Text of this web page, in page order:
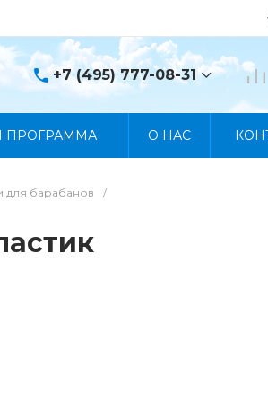
+7 (495) 777-08-31
+7 (495) 777-08-31
Выходной
ПРОГРАММА О НАС
для барабанов
/